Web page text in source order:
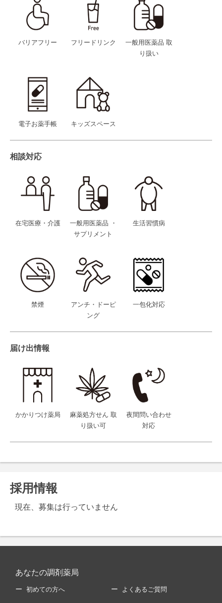
バリアフリー フリードリンク
一般用医薬品 取
り扱い
電子お薬手帳 キッズスペース
相談対応
在宅医療・介護
一般用医薬品 ・
サプリメント
生活習慣病
禁煙
アンチ・ドーピ
ング
一包化対応
届け出情報
かかりつけ薬局
麻薬処方せん 取
り扱い可
夜間問い合わせ
対応
採用情報
現在、募集は行っていません
あなたの調剤薬局
初めての方へ よくあるご質問